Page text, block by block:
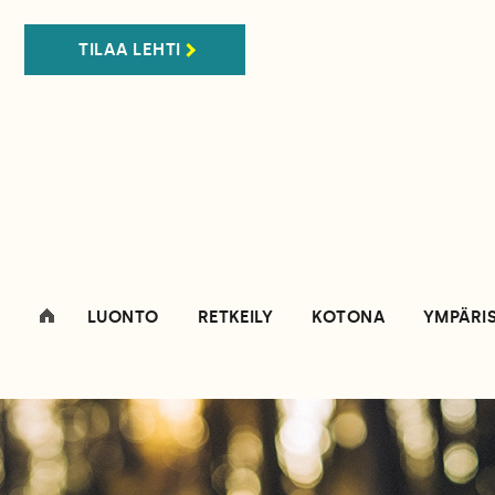
TILAA LEHTI
LUONTO RETKEILY KOTONA